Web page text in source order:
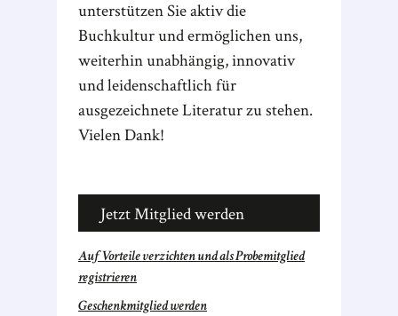
unterstützen Sie aktiv die
Buchkultur und ermöglichen uns,
weiterhin unabhängig, innovativ
und leidenschaftlich für
ausgezeichnete Literatur zu stehen.
Vielen Dank!
Jetzt Mitglied werden
Auf Vorteile verzichten und als Probemitglied
registrieren
Geschenkmitglied werden